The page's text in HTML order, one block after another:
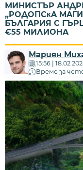
МИНИСТЪР
„POДOПCĸA
БЪЛГAPИЯ C
€55 МИЛИOНA
Мариян
15:56 |
Време за